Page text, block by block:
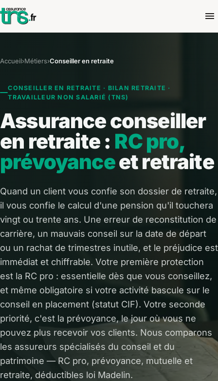
Accueil›Métiers›Conseiller en retraite
CONSEILLER EN RETRAITE · BILAN RETRAITE ·
TRAVAILLEUR NON SALARIÉ (TNS)
Assurance conseiller
en retraite : RC pro,
prévoyanceet retraite
Quand un client vous confie son dossier de retraite,
il vous confie le calcul d'une pension qu'il touchera
vingt ou trente ans. Une erreur de reconstitution de
carrière, un mauvais conseil sur la date de départ
ou un rachat de trimestres inutile, et le préjudice est
immédiat et chiffrable. Votre première protection
est la RC pro : essentielle dès que vous conseillez,
et même obligatoire si votre activité bascule sur le
conseil en placement (statut CIF). Votre seconde
priorité, c'est la prévoyance, le jour où vous ne
pouvez plus recevoir vos clients. Nous comparons
les assureurs spécialisés du conseil et du
patrimoine — RC pro, prévoyance, mutuelle et
retraite, déductibles loi Madelin.